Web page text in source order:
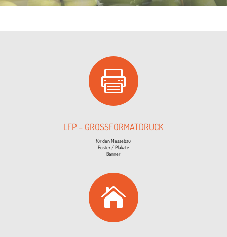

LFP – GROSSFORMATDRUCK
für den Messebau
Pos­ter / Plakate
Banner
